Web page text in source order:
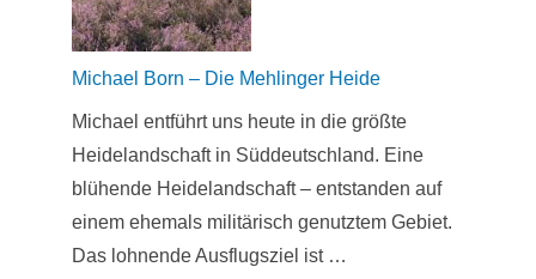
Michael Born – Die Mehlinger Heide
Michael entführt uns heute in die größte
Heidelandschaft in Süddeutschland. Eine
blühende Heidelandschaft – entstanden auf
einem ehemals militärisch genutztem Gebiet.
Das lohnende Ausflugsziel ist …